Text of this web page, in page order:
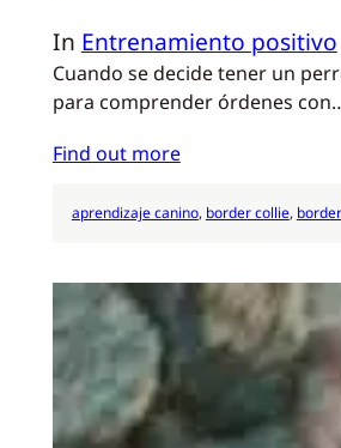
In Entrenamiento positivo
Cuando se decide tener un
para comprender órdenes
Find out more
aprendizaje canino, border collie,